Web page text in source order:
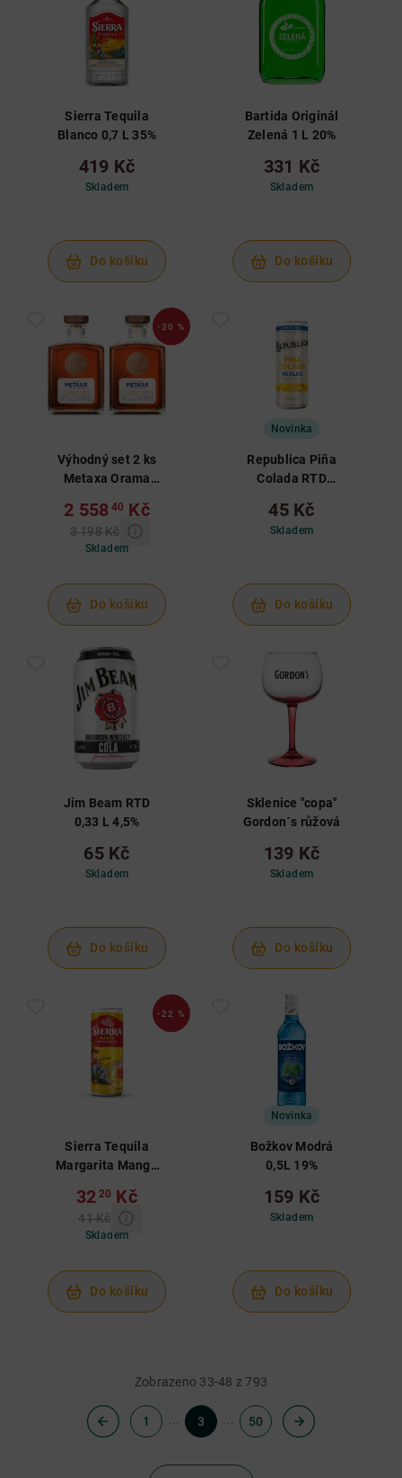
Sierra Tequila
Blanco 0,7 L 35%
419 Kč
Skladem
Do košíku
Bartida Originál
Zelená 1 L 20%
331 Kč
Skladem
Do košíku
-20 %
Výhodný set 2 ks
Metaxa Orama
0,7 L 40%
2 558 40 Kč
3 198 Kč
Skladem
Do košíku
Novinka
Republica Piña
Colada RTD
45 Kč
Skladem
Do košíku
Jim Beam RTD
0,33 L 4,5%
65 Kč
Skladem
Do košíku
Sklenice "copa"
Gordon´s růžová
139 Kč
Skladem
Do košíku
-22 %
Sierra Tequila
Margarita Mango
32 20 Kč
41 Kč
Skladem
Do košíku
Novinka
Božkov Modrá
0,5L 19%
159 Kč
Skladem
Do košíku
Zobrazeno 33-48 z 793
1 3 50